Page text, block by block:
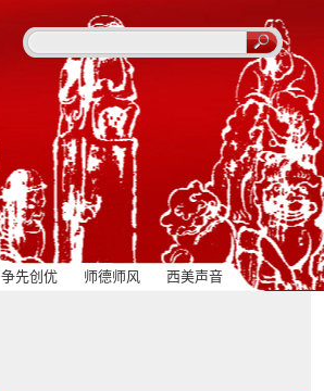
争先创优 师德师风
西美声音